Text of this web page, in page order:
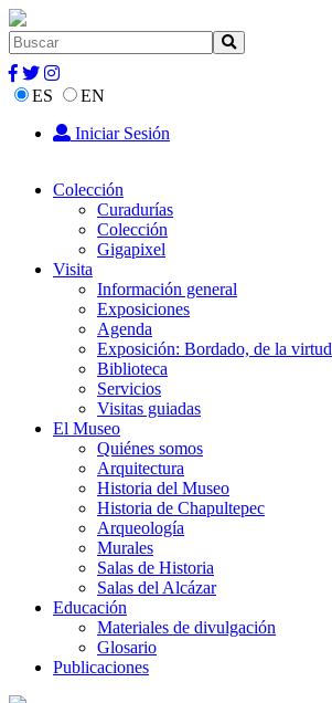
ES
EN
Iniciar Sesión
Colección
Curadurías
Colección
Gigapixel
Visita
Información general
Exposiciones
Agenda
Exposición: Bordado, de la virtud
Biblioteca
Servicios
Visitas guiadas
El Museo
Quiénes somos
Arquitectura
Historia del Museo
Historia de Chapultepec
Arqueología
Murales
Salas de Historia
Salas del Alcázar
Educación
Materiales de divulgación
Glosario
Publicaciones